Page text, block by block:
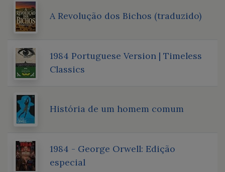
A Revolução dos Bichos (traduzido)
1984 Portuguese Version | Timeless
Classics
História de um homem comum
1984 - George Orwell: Edição
especial